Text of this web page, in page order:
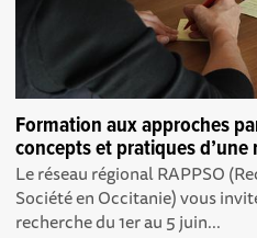
Formation aux approches
concepts et pratiques
Le réseau régional RAPPSO
Société en Occitanie) vous
recherche du 1er au 5 juin...